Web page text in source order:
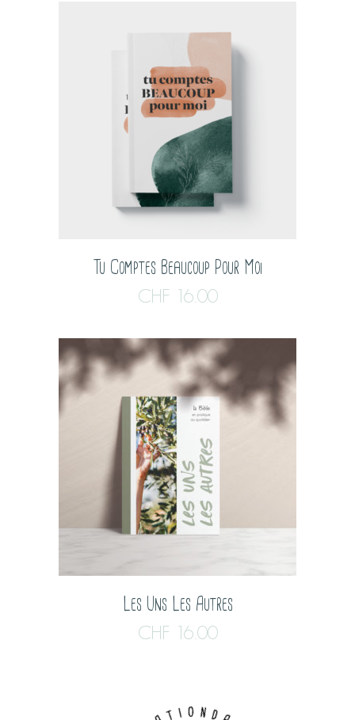
Tu Comptes Beaucoup Pour Moi
CHF 16.00
Les Uns Les Autres
CHF 16.00